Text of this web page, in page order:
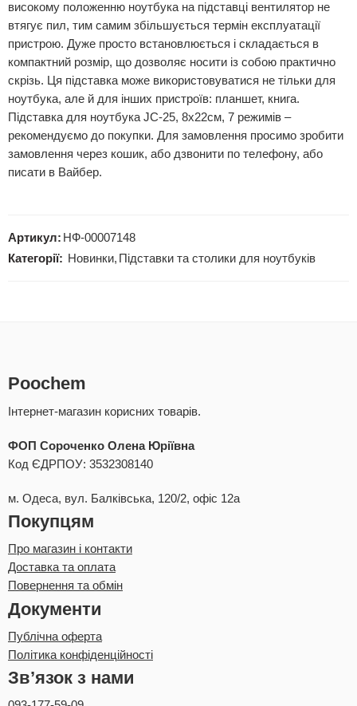
високому положенню ноутбука на підставці вентилятор не
втягує пил, тим самим збільшується термін експлуатації
пристрою. Дуже просто встановлюється і складається в
компактний розмір, що дозволяє носити із собою практично
скрізь. Ця підставка може використовуватися не тільки для
ноутбука, але й для інших пристроїв: планшет, книга.
Підставка для ноутбука JC-25, 8х22см, 7 режимів –
рекомендуємо до покупки. Для замовлення просимо зробити
замовлення через кошик, або дзвонити по телефону, або
писати в Вайбер.
Артикул: НФ-00007148
Категорії: Новинки, Підставки та столики для ноутбуків
Poochem
Інтернет-магазин корисних товарів.
ФОП Сороченко Олена Юріївна
Код ЄДРПОУ: 3532308140
м. Одеса, вул. Балківська, 120/2, офіс 12а
Покупцям
Про магазин і контакти
Доставка та оплата
Повернення та обмін
Документи
Публічна оферта
Політика конфіденційності
Зв’язок з нами